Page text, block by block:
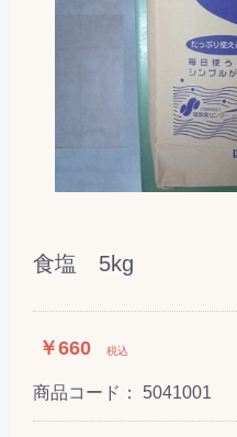
食塩 5kg
￥660 税込
商品コード： 5041001